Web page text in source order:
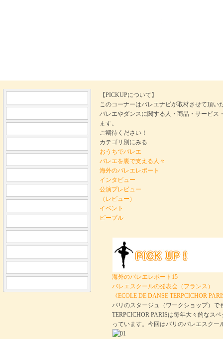
Ballet Navi バレエ情報
【PICKUPについて】
このコーナーはバレエナビが取材させて頂い
バレエやダンスに関する人・商品・サービ
ます。
ご期待ください！
カテゴリ別にみる
おうちでバレエ
バレエを裏で支える人々
海外のバレエレポート
インタビュー
公演プレビュー
（レビュー）
イベント
ピープル
海外のバレエレポート15
バレエスクールの発表会（フランス）
《ECOLE DE DANSE TERPCICHOR
パリのスタージュ（ワークショップ）で
TERPCICHOR PARISは毎年大々的なス
っています。今回はパリのバレエスクー